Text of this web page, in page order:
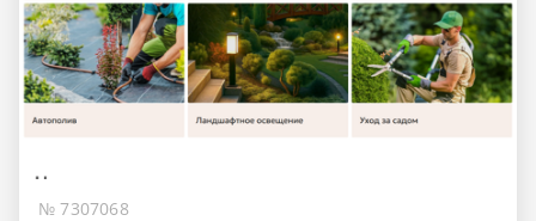
№ 7307068